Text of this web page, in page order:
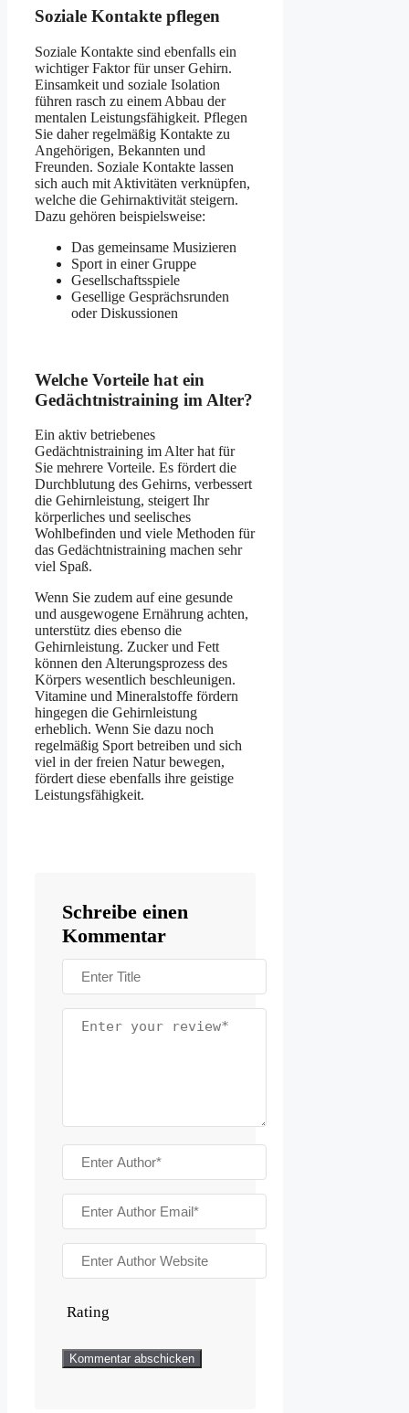
Soziale Kontakte pflegen
Soziale Kontakte sind ebenfalls ein
wichtiger Faktor für unser Gehirn.
Einsamkeit und soziale Isolation
führen rasch zu einem Abbau der
mentalen Leistungsfähigkeit. Pflegen
Sie daher regelmäßig Kontakte zu
Angehörigen, Bekannten und
Freunden. Soziale Kontakte lassen
sich auch mit Aktivitäten verknüpfen,
welche die Gehirnaktivität steigern.
Dazu gehören beispielsweise:
Das gemeinsame Musizieren
Sport in einer Gruppe
Gesellschaftsspiele
Gesellige Gesprächsrunden
oder Diskussionen
Welche Vorteile hat ein
Gedächtnistraining im Alter?
Ein aktiv betriebenes
Gedächtnistraining im Alter hat für
Sie mehrere Vorteile. Es fördert die
Durchblutung des Gehirns, verbessert
die Gehirnleistung, steigert Ihr
körperliches und seelisches
Wohlbefinden und viele Methoden für
das Gedächtnistraining machen sehr
viel Spaß.
Wenn Sie zudem auf eine gesunde
und ausgewogene Ernährung achten,
unterstütz dies ebenso die
Gehirnleistung. Zucker und Fett
können den Alterungsprozess des
Körpers wesentlich beschleunigen.
Vitamine und Mineralstoffe fördern
hingegen die Gehirnleistung
erheblich. Wenn Sie dazu noch
regelmäßig Sport betreiben und sich
viel in der freien Natur bewegen,
fördert diese ebenfalls ihre geistige
Leistungsfähigkeit.
Schreibe einen
Kommentar
Rating